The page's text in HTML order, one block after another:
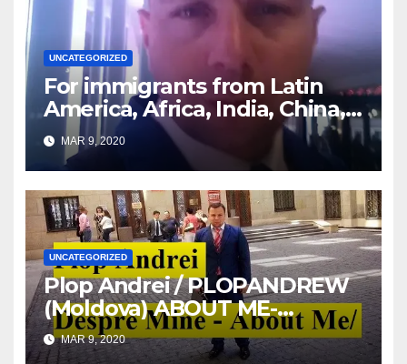
UNCATEGORIZED
For immigrants from Latin
America, Africa, India, China,
etc. you must read this article
MAR 9, 2020
UNCATEGORIZED
Plop Andrei / PLOPANDREW
(Moldova) ABOUT ME-
DESPRE MINE
MAR 9, 2020